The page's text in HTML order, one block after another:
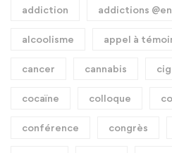
addiction addictions @en
alcoolisme appel à
cancer cannabis
cocaïne colloque
conférence congrès